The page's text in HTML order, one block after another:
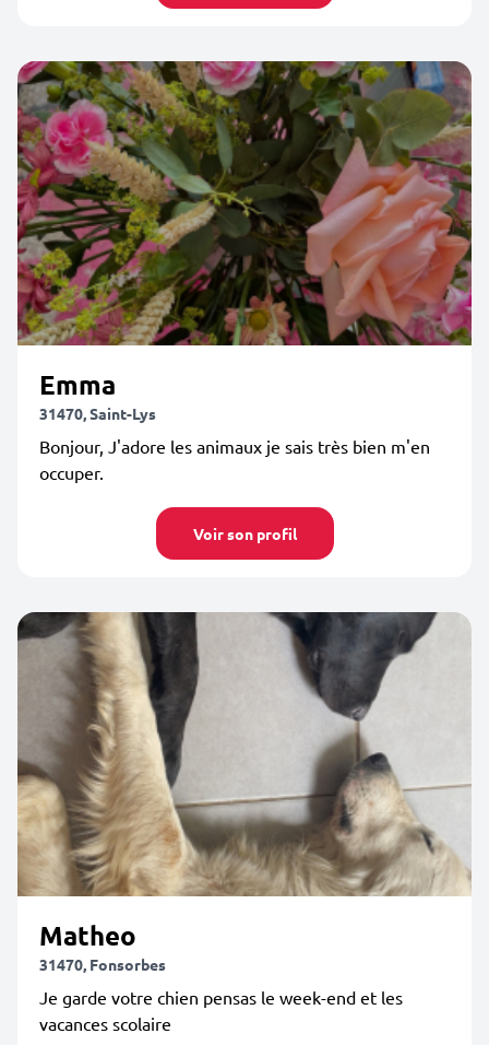
Emma
31470, Saint-Lys
Bonjour, J'adore les animaux je sais très bien m'en
occuper.
Voir son profil
Matheo
31470, Fonsorbes
Je garde votre chien pensas le week-end et les
vacances scolaire